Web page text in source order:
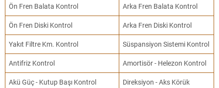
Ön Fren Balata Kontrol Arka Fren Balata Kontrol
Ön Fren Diski Kontrol Arka Fren Diski Kontrol
Yakıt Filtre Km. Kontrol Süspansiyon Sistemi Kontrol
Antifriz Kontrol Amortisör - Helezon Kontrol
Akü Güç - Kutup Başı Kontrol Direksiyon - Aks Körük